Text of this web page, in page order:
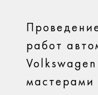
работ
мастерами